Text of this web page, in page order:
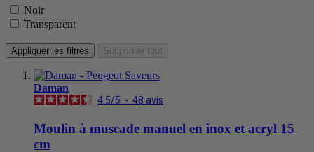
Noir
Transparent
Appliquer les filtres Supprimer tout
Daman
4.5/5 - 48 avis
Moulin à muscade manuel en inox et acryl 15
cm